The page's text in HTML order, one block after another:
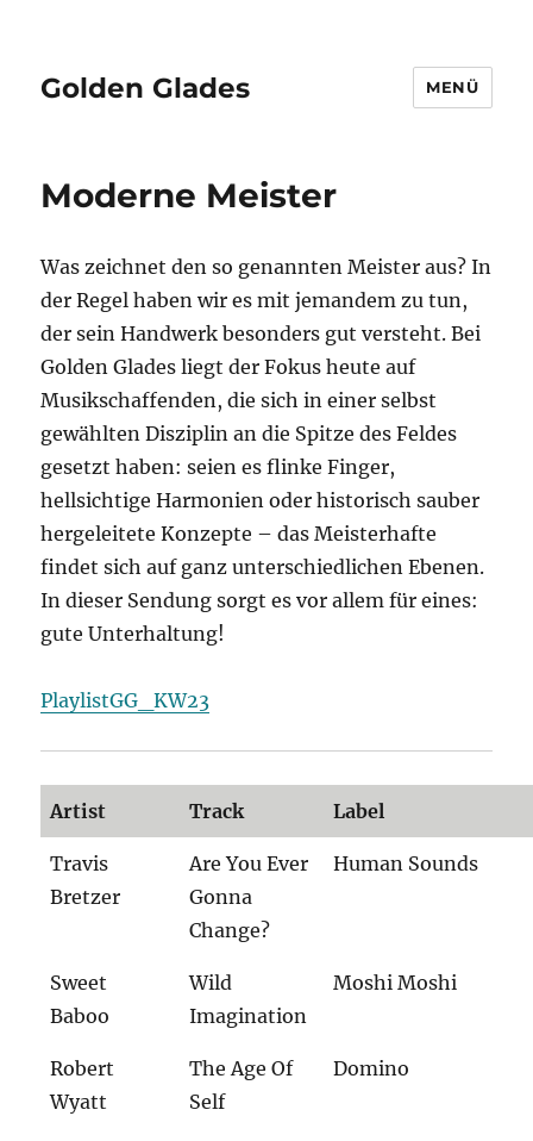
Golden Glades MENÜ
Moderne Meister
Was zeichnet den so genannten Meister aus? In
der Regel haben wir es mit jemandem zu tun,
der sein Handwerk besonders gut versteht. Bei
Golden Glades liegt der Fokus heute auf
Musikschaffenden, die sich in einer selbst
gewählten Disziplin an die Spitze des Feldes
gesetzt haben: seien es flinke Finger,
hellsichtige Harmonien oder historisch sauber
hergeleitete Konzepte ­– das Meisterhafte
findet sich auf ganz unterschiedlichen Ebenen.
In dieser Sendung sorgt es vor allem für eines:
gute Unterhaltung!
PlaylistGG_KW23
Artist Track Label
Travis
Bretzer
Are You Ever
Gonna
Change?
Human Sounds
Sweet
Baboo
Wild
Imagination
Moshi Moshi
Robert
Wyatt
The Age Of
Self
Domino